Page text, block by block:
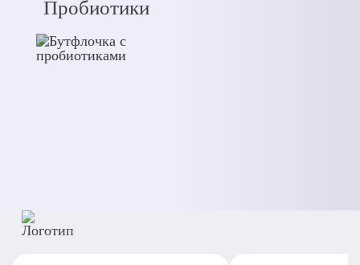
Пробиотики